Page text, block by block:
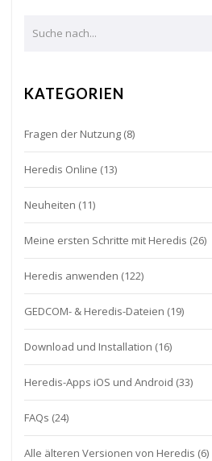
KATEGORIEN
Fragen der Nutzung (8)
Heredis Online (13)
Neuheiten (11)
Meine ersten Schritte mit Heredis (26)
Heredis anwenden (122)
GEDCOM- & Heredis-Dateien (19)
Download und Installation (16)
Heredis-Apps iOS und Android (33)
FAQs (24)
Alle älteren Versionen von Heredis (6)